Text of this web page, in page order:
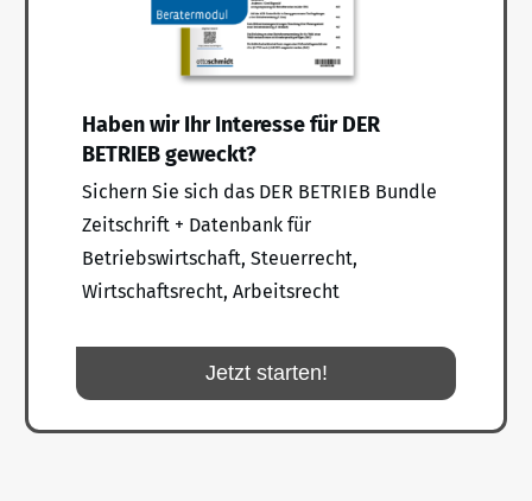
Haben wir Ihr Interesse für DER
BETRIEB geweckt?
Sichern Sie sich das DER BETRIEB Bundle
Zeitschrift + Datenbank für
Betriebswirtschaft, Steuerrecht,
Wirtschaftsrecht, Arbeitsrecht
Jetzt starten!